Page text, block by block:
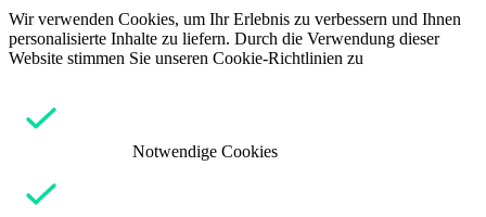
Wir verwenden Cookies, um Ihr Erlebnis zu verbessern und Ihnen
personalisierte Inhalte zu liefern. Durch die Verwendung dieser
Website stimmen Sie unseren Cookie-Richtlinien zu
Notwendige Cookies